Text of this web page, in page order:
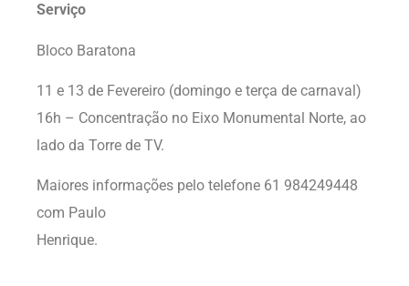
Serviço
Bloco Baratona
11 e 13 de Fevereiro (domingo e terça de carnaval)
16h – Concentração no Eixo Monumental Norte, ao
lado da Torre de TV.
Maiores informações pelo telefone 61 984249448
com Paulo
Henrique.